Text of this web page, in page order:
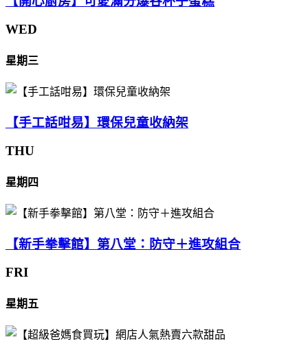
WED
星期三
【手工話咁易】環保兒童收納架
THU
星期四
【新手拳擊館】第八堂：防守＋進攻組合
FRI
星期五